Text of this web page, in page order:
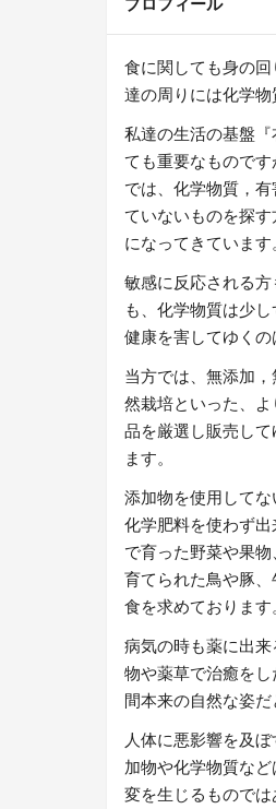
食に関しても身の
達の周りには化学物
私達の生活の基盤
ても重要なもので
では、化学物質，
ていないものを探
になってきています。
敏感に反応される
も、化学物質は少
健康を害してゆくの
当方では、無添加
然栽培といった、
品を厳選し販売し
ます。
添加物を使用して
化学肥料を使わず
で育った野菜や果
育てられた鳥や豚
食を求めております。
病気の時も薬に出
物や薬草で治癒を
間本来の自然な姿だ
人体に悪影響を及
加物や化学物質な
変を生じるものでは